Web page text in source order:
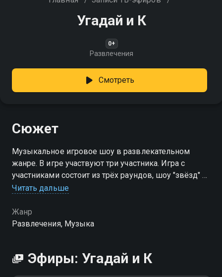
Угадай и К
0+
Развлечения
Смотреть
Сюжет
Музыкальное игровое шоу в развлекательном
жанре. В игре участвуют три участника. Игра с
участниками состоит из трёх раундов, шоу "звёзд" и
суперигры. В студии находится "музыкальный
Читать дальше
Жанр
Развлечения, Музыка
Эфиры: Угадай и К